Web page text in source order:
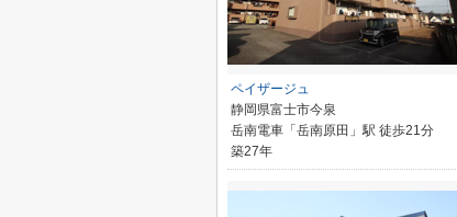
ペイザージュ
静岡県富士市今泉
岳南電車「岳南原田」駅 徒歩21分
築27年